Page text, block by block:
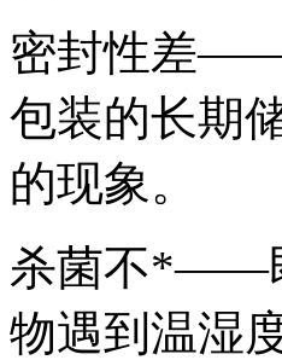
密封性差——
包装的长期
的现象。
杀菌不*——
物遇到温湿